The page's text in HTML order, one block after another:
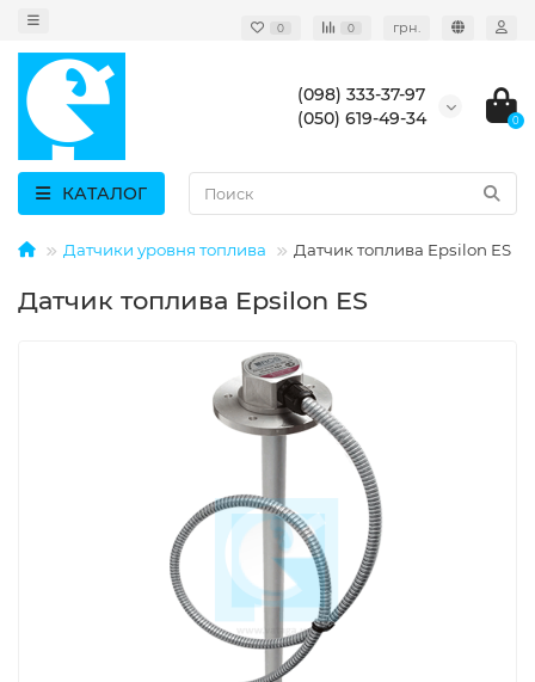
0 0 грн.
(098) 333-37-97
(050) 619-49-34
0
КАТАЛОГ
Датчики уровня топлива Датчик топлива Epsilon ES
Датчик топлива Epsilon ES